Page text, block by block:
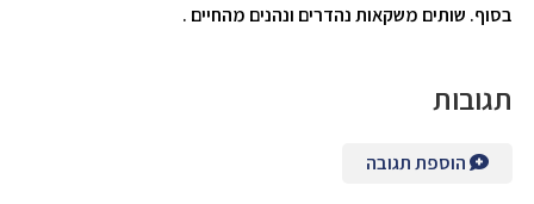
בסוף. שותים משקאות נהדרים ונהנים מהחיים .
תגובות
הוספת תגובה